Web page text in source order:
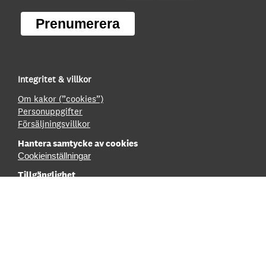
Prenumerera
Integritet & villkor
Om kakor (”cookies”)
Personuppgifter
Försäljningsvillkor
Hantera samtycke av cookies
Cookieinställningar
Tillgänglighet